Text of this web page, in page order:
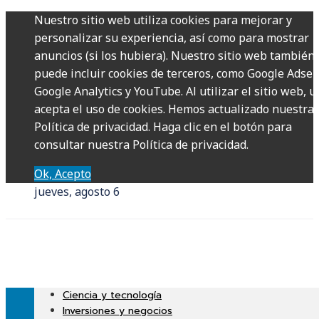
Nuestro sitio web utiliza cookies para mejorar y
personalizar su experiencia, así como para mostrar
anuncios (si los hubiera). Nuestro sitio web también
puede incluir cookies de terceros, como Google
Google Analytics y YouTube. Al utilizar el sitio web,
acepta el uso de cookies. Hemos actualizado nuestra
Política de privacidad. Haga clic en el botón para
consultar nuestra Política de privacidad.
Ok, Acepto
jueves, agosto 6
Ciencia y tecnología
Inversiones y negocios